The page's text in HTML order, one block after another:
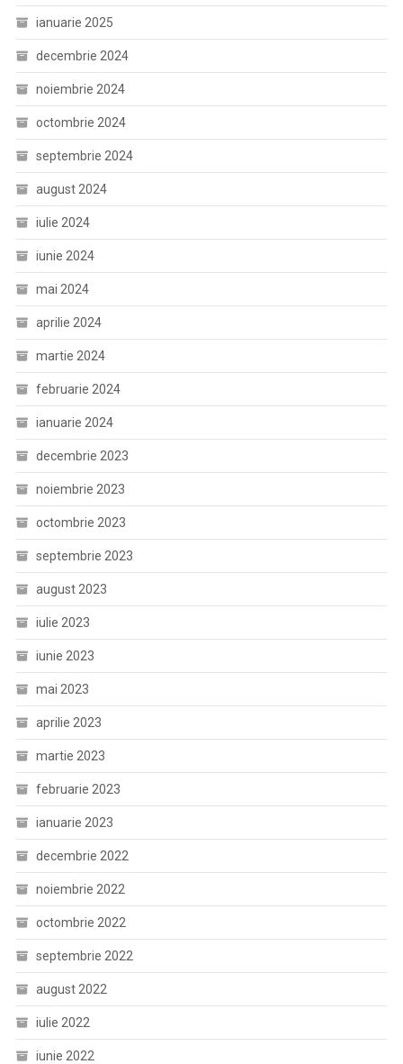
ianuarie 2025
decembrie 2024
noiembrie 2024
octombrie 2024
septembrie 2024
august 2024
iulie 2024
iunie 2024
mai 2024
aprilie 2024
martie 2024
februarie 2024
ianuarie 2024
decembrie 2023
noiembrie 2023
octombrie 2023
septembrie 2023
august 2023
iulie 2023
iunie 2023
mai 2023
aprilie 2023
martie 2023
februarie 2023
ianuarie 2023
decembrie 2022
noiembrie 2022
octombrie 2022
septembrie 2022
august 2022
iulie 2022
iunie 2022